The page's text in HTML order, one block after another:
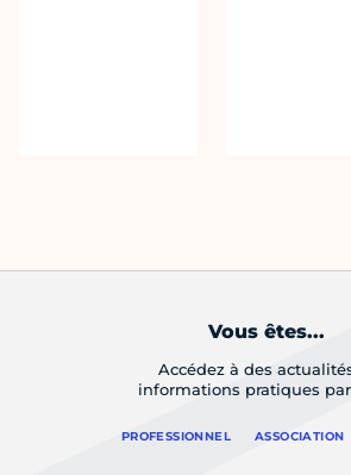
Vous êtes...
Accédez à des
informations pratiques
PROFESSIONNEL ASSOCIATION